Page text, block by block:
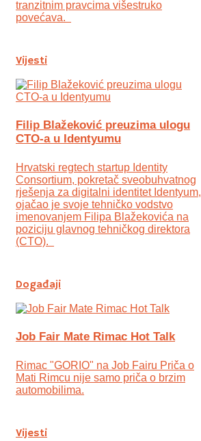
tranzitnim pravcima višestruko
povećava.
Vijesti
Filip Blažeković preuzima ulogu
CTO-a u Identyumu
Hrvatski regtech startup Identity
Consortium, pokretač sveobuhvatnog
rješenja za digitalni identitet Identyum,
ojаčao je svoje tehničko vodstvo
imenovanjem Filipa Blažekovića na
poziciju glavnog tehničkog direktora
(CTO).
Događaji
Job Fair Mate Rimac Hot Talk
Rimac "GORIO" na Job Fairu Priča o
Mati Rimcu nije samo priča o brzim
automobilima.
Vijesti